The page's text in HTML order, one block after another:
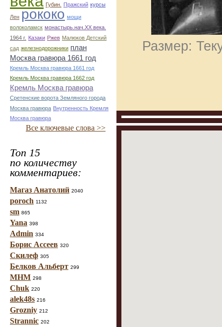
Губин. Пражский курсы
Лен рококо мощи
волоколамск монастырь.нач.ХХ века.
1964 г. Казаки Ржев Малюков Детский
сад железнодорожники план
Москва гравюра 1661 год
Кремль Москва гравюра 1661 год
Кремль Москва гравюра 1662 год
Кремль Москва гравюра
Сретенские ворота Земляного города
Москва гравюра Внутренность Кремля
Москва гравюра
Все ключевые слова >>
Топ 15
по количеству
комментариев:
Магаз Анатолий 2040
poroch 1132
sm 865
Yana 398
Admin 334
Борис Ассеев 320
Скилеф 305
Белков Альберт 299
МНМ 298
Chuk 220
alek48s 216
Grozniy 212
Strannic 202
Размер: